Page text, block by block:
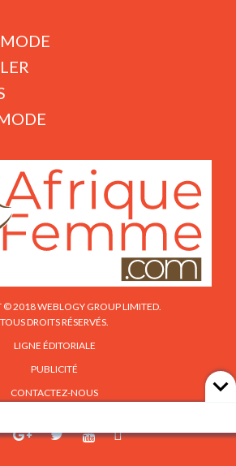
© 2018 WEBLOGY GROUP LIMITED.
TOUS DROITS RÉSERVÉS.
LIGNE ÉDITORIALE
PUBLICITÉ
CONTACTEZ-NOUS